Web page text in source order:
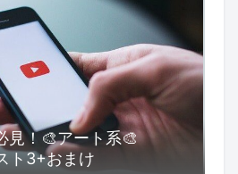
見！🎨アート系🎨
ト3+おまけ